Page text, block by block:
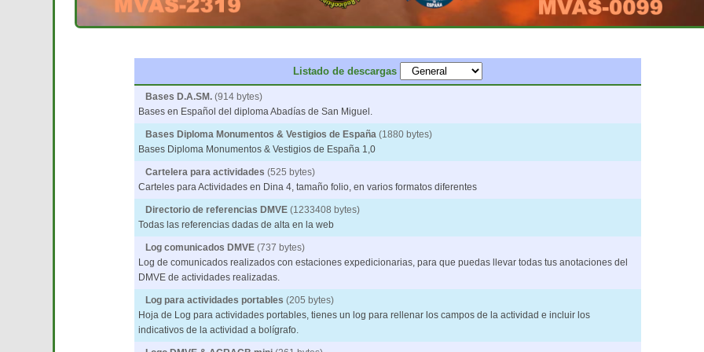
Listado de descargas
Bases D.A.SM. (914 bytes)
Bases en Español del diploma Abadías de San Miguel.
Bases Diploma Monumentos & Vestigios de España (1880 bytes)
Bases Diploma Monumentos & Vestigios de España 1,0
Cartelera para actividades (525 bytes)
Carteles para Actividades en Dina 4, tamaño folio, en varios formatos diferentes
Directorio de referencias DMVE (1233408 bytes)
Todas las referencias dadas de alta en la web
Log comunicados DMVE (737 bytes)
Log de comunicados realizados con estaciones expedicionarias, para que puedas llevar todas tus anotaciones del
DMVE de actividades realizadas.
Log para actividades portables (205 bytes)
Hoja de Log para actividades portables, tienes un log para rellenar los campos de la actividad e incluir los
indicativos de la actividad a bolígrafo.